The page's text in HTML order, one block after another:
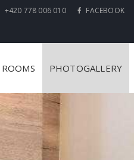
+420 778 006 010 FACEBOOK
ROOMS PHOTOGALLERY